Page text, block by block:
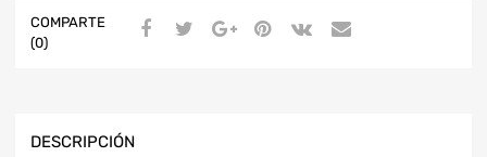
COMPARTE
(0)
DESCRIPCIÓN